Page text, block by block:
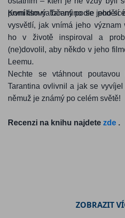
první film natočený podle jeho
Komiksový Tarantino se
vysvětlí, jak vnímá jeho význam
ho v životě inspiroval a
(ne)dovolil, aby někdo v jeho
Leemu.
Nechte se vtáhnout
Tarantina ovlivnil a jak se
němuž je známý po celém světě!
Recenzi na knihu najdete zde .
ZOBRAZIT